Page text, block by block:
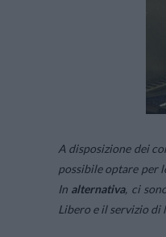
A disposizione dei
possibile optare per
In alternativa, ci
Libero e il servizio di